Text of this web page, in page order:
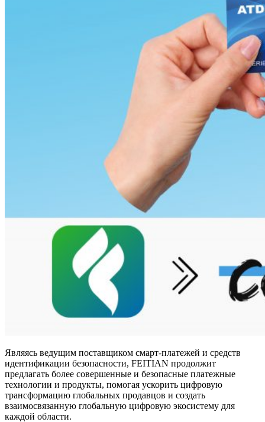
Являясь ведущим поставщиком смарт-платежей и средств
идентификации безопасности, FEITIAN продолжит
предлагать более совершенные и безопасные платежные
технологии и продукты, помогая ускорить цифровую
трансформацию глобальных продавцов и создать
взаимосвязанную глобальную цифровую экосистему для
каждой области.